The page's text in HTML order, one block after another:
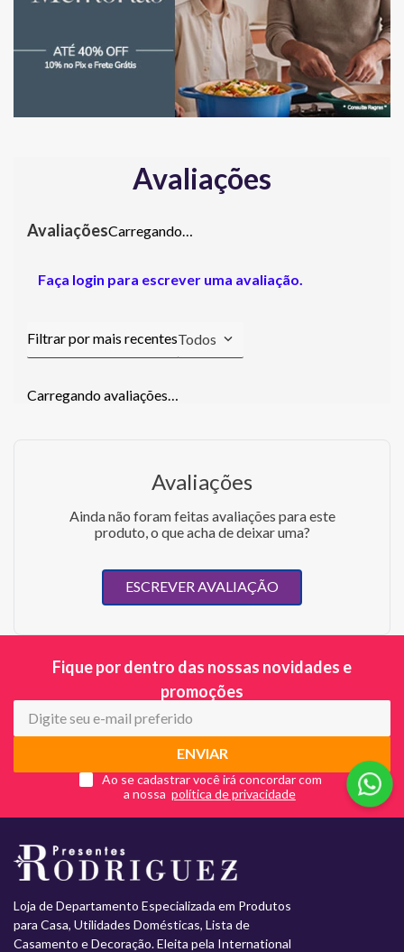
Avaliações
Carregando…
Faça login para escrever uma avaliação.
Todos
Carregando avaliações…
Avaliações
Ainda não foram feitas avaliações para este
produto, o que acha de deixar uma?
ESCREVER AVALIAÇÃO
Fique por dentro das nossas novidades e
promoções
ENVIAR
Ao se cadastrar você irá concordar com
a nossa
Loja de Departamento Especializada em Produtos
para Casa, Utilidades Domésticas, Lista de
Casamento e Decoração. Eleita pela International